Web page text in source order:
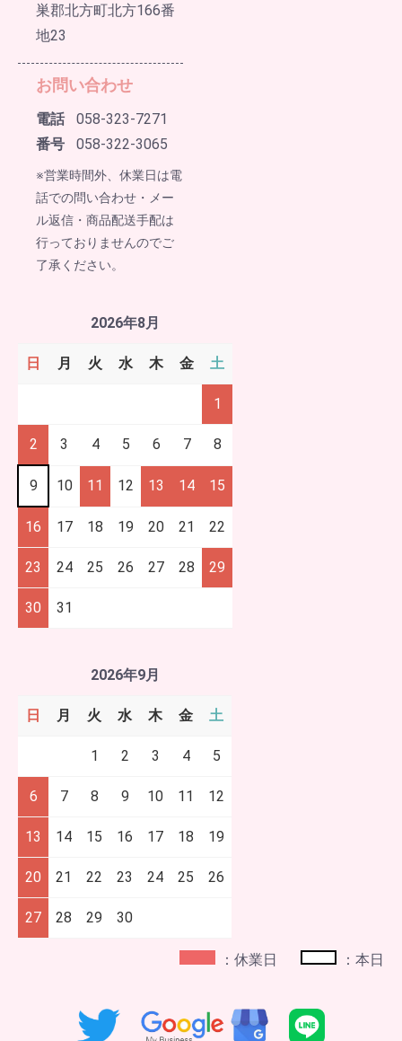
巣郡北方町北方166番
地23
お問い合わせ
電話
番号
058-323-7271
058-322-3065
※営業時間外、休業日は電
話での問い合わせ・メー
ル返信・商品配送手配は
行っておりませんのでご
了承ください。
2026年8月
日 月 火 水 木 金 土
1
2 3 4 5 6 7 8
9 10 11 12 13 14 15
16 17 18 19 20 21 22
23 24 25 26 27 28 29
30 31
2026年9月
日 月 火 水 木 金 土
1 2 3 4 5
6 7 8 9 10 11 12
13 14 15 16 17 18 19
20 21 22 23 24 25 26
27 28 29 30
：休業日 ：本日